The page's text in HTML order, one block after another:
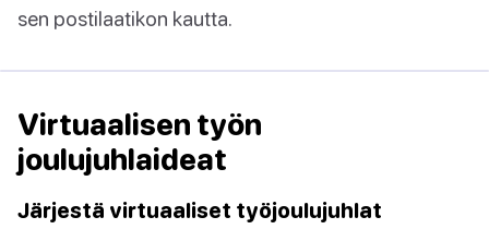
sen postilaatikon kautta.
Virtuaalisen työn
joulujuhlaideat
Järjestä virtuaaliset työjoulujuhlat